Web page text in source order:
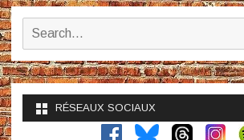
Search
RÉSEAUX SOCIAUX